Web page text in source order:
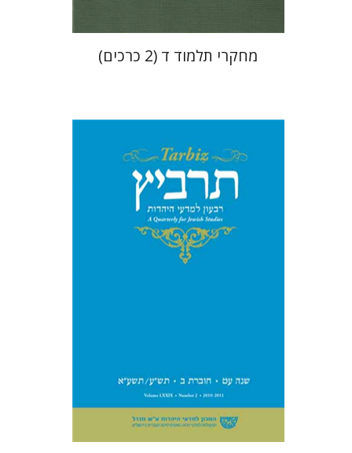
מחקרי תלמוד ד (2 כרכים)
יואב רוזנטל שולמית אליצור
רענן אייכלר
יעקב אלבוים
הקר יוסף
$28
$25